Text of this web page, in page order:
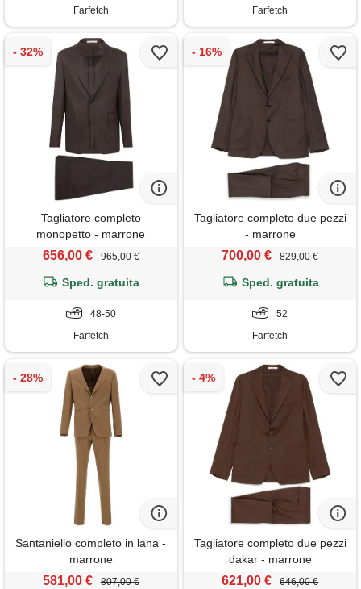
Farfetch Farfetch
Tagliatore completo
monopetto - marrone
656,00 € 965,00 €
Sped. gratuita
48-50
Farfetch
Tagliatore completo due pezzi
- marrone
700,00 € 829,00 €
Sped. gratuita
52
Farfetch
Santaniello completo in lana -
marrone
581,00 € 807,00 €
Tagliatore completo due pezzi
dakar - marrone
621,00 € 646,00 €